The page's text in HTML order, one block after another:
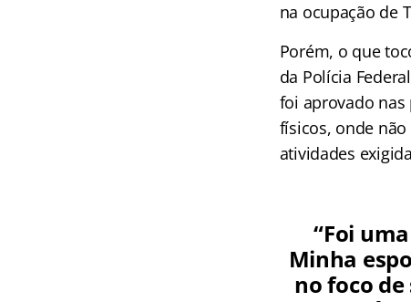
na ocupação de
Porém, o que
da Polícia
foi aprovado nas
físicos, onde
atividades
“Foi
Minha
no foco